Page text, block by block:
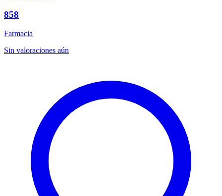
858
Farmacia
Sin valoraciones aún